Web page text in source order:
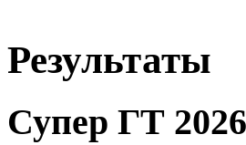
Результаты
Супер ГТ